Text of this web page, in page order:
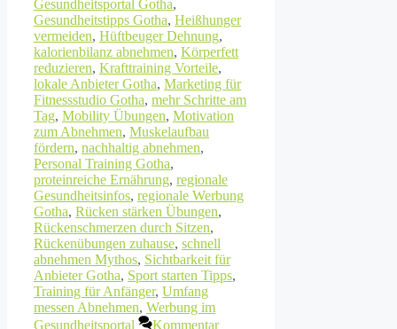
Gesundheitsportal Gotha,
Gesundheitstipps Gotha, Heißhunger
vermeiden, Hüftbeuger Dehnung,
kalorienbilanz abnehmen, Körperfett
reduzieren, Krafttraining Vorteile,
lokale Anbieter Gotha, Marketing für
Fitnessstudio Gotha, mehr Schritte am
Tag, Mobility Übungen, Motivation
zum Abnehmen, Muskelaufbau
fördern, nachhaltig abnehmen,
Personal Training Gotha,
proteinreiche Ernährung, regionale
Gesundheitsinfos, regionale Werbung
Gotha, Rücken stärken Übungen,
Rückenschmerzen durch Sitzen,
Rückenübungen zuhause, schnell
abnehmen Mythos, Sichtbarkeit für
Anbieter Gotha, Sport starten Tipps,
Training für Anfänger, Umfang
messen Abnehmen, Werbung im
Gesundheitsportal
Kommentar